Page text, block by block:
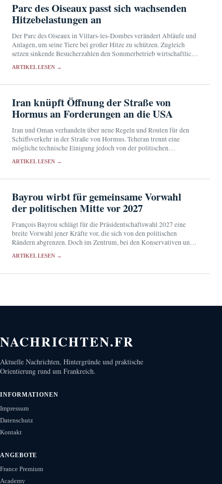
Parc des Oiseaux passt sich wachsenden
Hitzebelastungen an
Der Parc des Oiseaux in Villars-les-Dombes verändert Abläufe und
Anlagen, um seine Tiere bei großer Hitze zu schützen. Zugleich
setzen sinkende Besucherzahlen den Sommerbetrieb wirtschaftlich
ARTIKEL LESEN →
Iran knüpft Öffnung der Straße von
Hormus an Forderungen an die USA
Iran und Oman verhandeln über neue Regeln und Routen für den
Schiffsverkehr in der Straße von Hormus. Teheran trennt eine
mögliche technische Einigung jedoch von der politischen
ARTIKEL LESEN →
Bayrou wirbt für gemeinsame Vorwahl
der politischen Mitte vor 2027
François Bayrou schlägt für die Präsidentschaftswahl 2027 eine
breite Vorwahl jener Kräfte vor, die sich von den politischen
Rändern abgrenzen. Doch im Zentrum, bei den Konservativen und
ARTIKEL LESEN →
NACHRICHTEN.FR
Aktuelle Nachrichten, Hintergründe und praktische
Orientierung rund um Frankreich.
INFORMATIONEN
Impressum
Datenschutz
Kontakt
ANGEBOTE
France Premium
Academy